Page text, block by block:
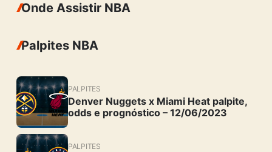
Onde Assistir NBA
Palpites NBA
PALPITES
Denver Nuggets x Miami Heat palpite,
odds e prognóstico – 12/06/2023
PALPITES